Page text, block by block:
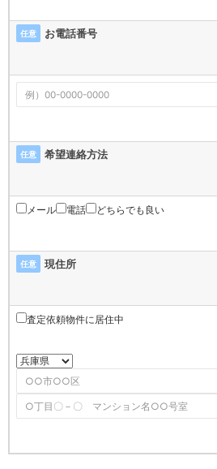
任意 お電話番号
任意 希望連絡方法
メール 電話 どちらでも良い
任意 現住所
査定依頼物件に居住中